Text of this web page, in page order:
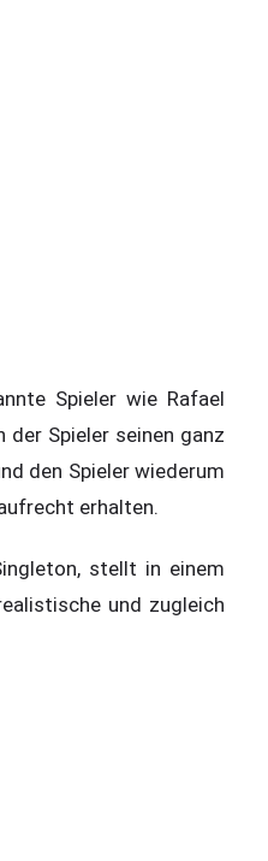
Spieler wie Rafael
der Spieler seinen ganz
den Spieler wiederum
erhalten.
stellt in einem
und zugleich